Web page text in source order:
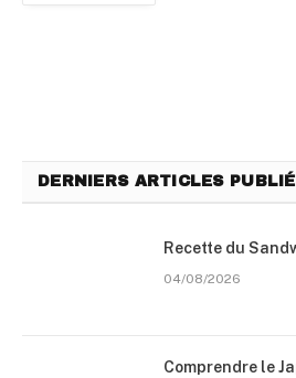
DERNIERS ARTICLES
Recette du
04/08/2026
Comprendre le